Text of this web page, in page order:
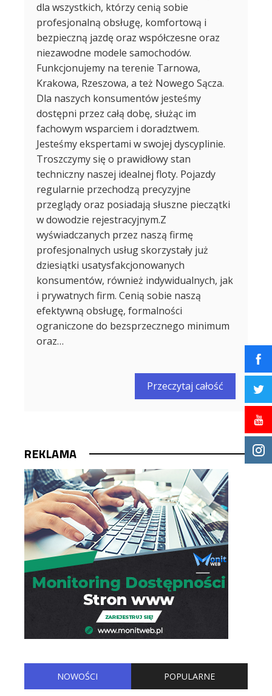
dla wszystkich, którzy cenią sobie
profesjonalną obsługę, komfortową i
bezpieczną jazdę oraz współczesne oraz
niezawodne modele samochodów.
Funkcjonujemy na terenie Tarnowa,
Krakowa, Rzeszowa, a też Nowego Sącza.
Dla naszych konsumentów jesteśmy
dostępni przez całą dobę, służąc im
fachowym wsparciem i doradztwem.
Jesteśmy ekspertami w swojej dyscyplinie.
Troszczymy się o prawidłowy stan
techniczny naszej idealnej floty. Pojazdy
regularnie przechodzą precyzyjne
przeglądy oraz posiadają słuszne pieczątki
w dowodzie rejestracyjnym.Z
wyświadczanych przez naszą firmę
profesjonalnych usług skorzystały już
dziesiątki usatysfakcjonowanych
konsumentów, również indywidualnych, jak
i prywatnych firm. Cenią sobie naszą
efektywną obsługę, formalności
ograniczone do bezsprzecznego minimum
oraz…
Przeczytaj całość
REKLAMA
NOWOŚCI POPULARNE